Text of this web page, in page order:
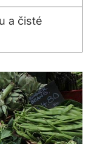
a čisté